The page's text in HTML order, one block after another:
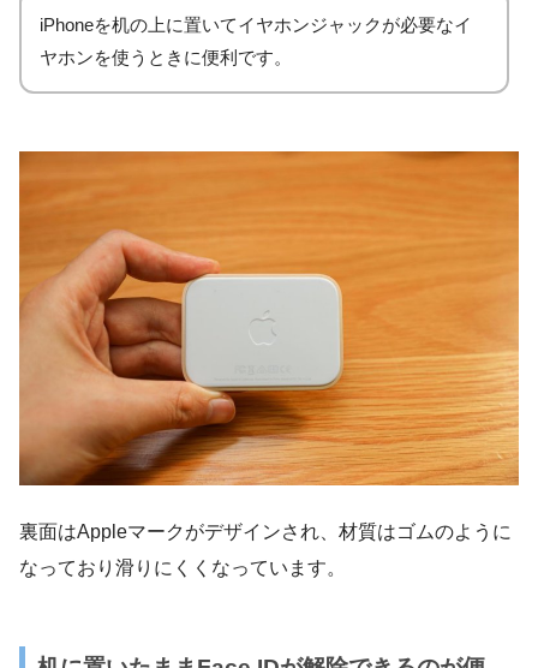
iPhoneを机の上に置いてイヤホンジャックが必要なイ
ヤホンを使うときに便利です。
裏面はAppleマークがデザインされ、材質はゴムのように
なっており滑りにくくなっています。